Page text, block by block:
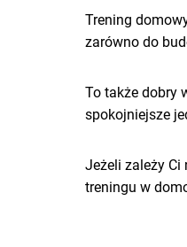
Trening
zarówno do
To także dobry
spokojniejsze
Jeżeli zależy Ci
treningu w